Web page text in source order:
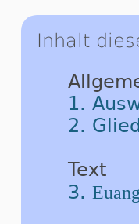
Inhalt
1.
2.
Text
3.